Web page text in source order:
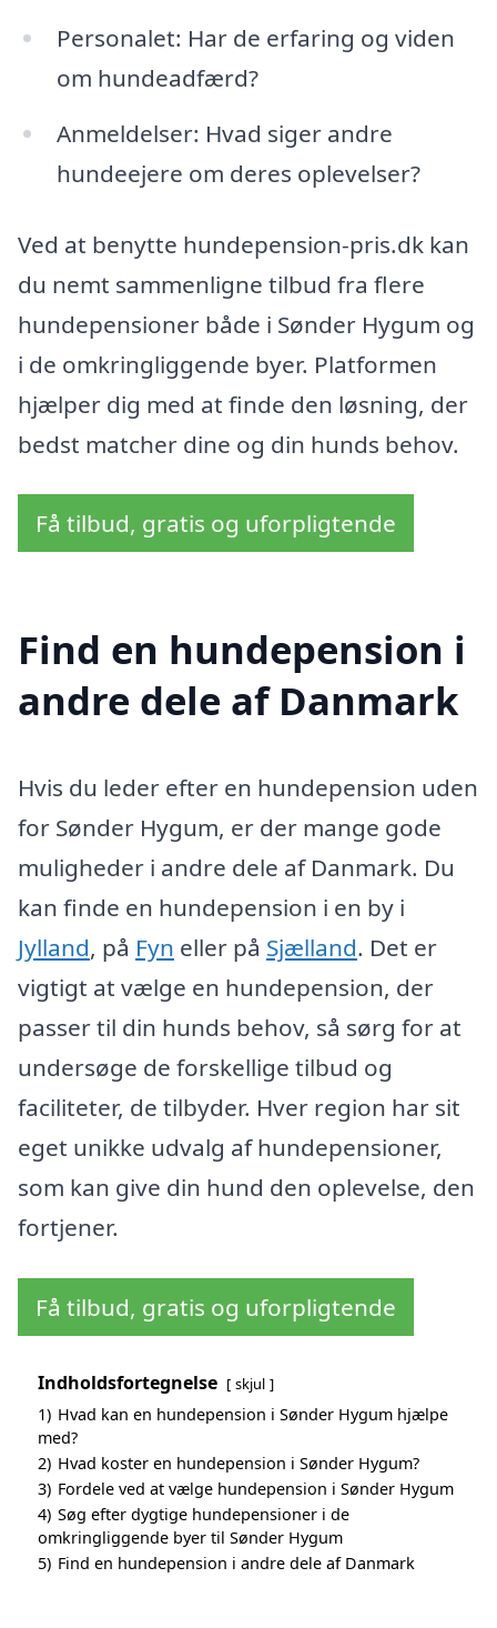
Personalet: Har de erfaring og viden
om hundeadfærd?
Anmeldelser: Hvad siger andre
hundeejere om deres oplevelser?
Ved at benytte hundepension-pris.dk kan
du nemt sammenligne tilbud fra flere
hundepensioner både i Sønder Hygum og
i de omkringliggende byer. Platformen
hjælper dig med at finde den løsning, der
bedst matcher dine og din hunds behov.
Få tilbud, gratis og uforpligtende
Find en hundepension i
andre dele af Danmark
Hvis du leder efter en hundepension uden
for Sønder Hygum, er der mange gode
muligheder i andre dele af Danmark. Du
kan finde en hundepension i en by i
Jylland, på Fyn eller på Sjælland. Det er
vigtigt at vælge en hundepension, der
passer til din hunds behov, så sørg for at
undersøge de forskellige tilbud og
faciliteter, de tilbyder. Hver region har sit
eget unikke udvalg af hundepensioner,
som kan give din hund den oplevelse, den
fortjener.
Få tilbud, gratis og uforpligtende
Indholdsfortegnelse skjul
1) Hvad kan en hundepension i Sønder Hygum hjælpe
med?
2) Hvad koster en hundepension i Sønder Hygum?
3) Fordele ved at vælge hundepension i Sønder Hygum
4) Søg efter dygtige hundepensioner i de
omkringliggende byer til Sønder Hygum
5) Find en hundepension i andre dele af Danmark